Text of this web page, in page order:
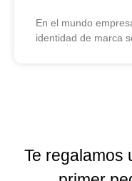
En el mundo
identidad de marca
Te regalamos